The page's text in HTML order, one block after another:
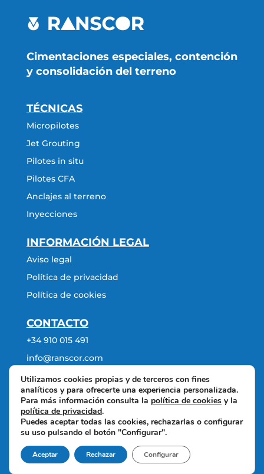
Cimentaciones especiales, contención
y consolidación del terreno
TÉCNICAS
Micropilotes
Jet Grouting
Pilotes in situ
Pilotes CFA
Anclajes al terreno
Inyecciones
INFORMACIÓN LEGAL
Aviso legal
Política de privacidad
Política de cookies
CONTACTO
+34 910 015 491
info@ranscor.com
Desarrollo webGBOO
Utilizamos cookies propias y de terceros con fines
analíticos y para ofrecerte una experiencia personalizada.
Para más información consulta la política de cookies y la
política de privacidad.
Puedes aceptar todas las cookies, rechazarlas o configurar
su uso pulsando el botón "Configurar".
Aceptar Rechazar Configurar